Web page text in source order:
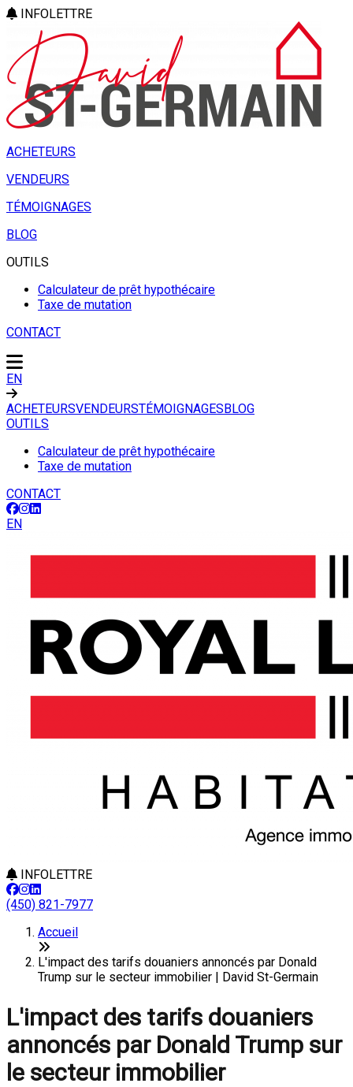
INFOLETTRE
ACHETEURS
VENDEURS
TÉMOIGNAGES
BLOG
OUTILS
Calculateur de prêt hypothécaire
Taxe de mutation
CONTACT
EN
ACHETEURSVENDEURSTÉMOIGNAGESBLOG
OUTILS
Calculateur de prêt hypothécaire
Taxe de mutation
CONTACT
EN
INFOLETTRE
(450) 821-7977
Accueil
L'impact des tarifs douaniers annoncés par Donald
Trump sur le secteur immobilier | David St-Germain
L'impact des tarifs douaniers
annoncés par Donald Trump sur
le secteur immobilier